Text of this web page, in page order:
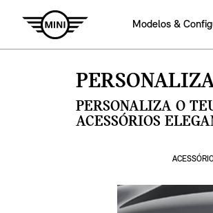
Modelos &
PERSONALIZA O
ACESSÓRIOS